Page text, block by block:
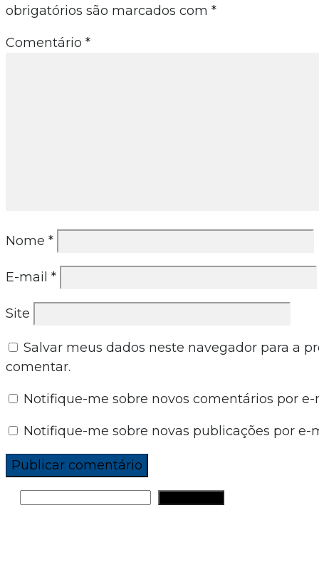
obrigatórios são marcados com *
Comentário *
Nome *
E-mail *
Site
Salvar meus dados neste navegador para a
comentar.
Notifique-me sobre novos comentários por e-
Notifique-me sobre novas publicações por e-